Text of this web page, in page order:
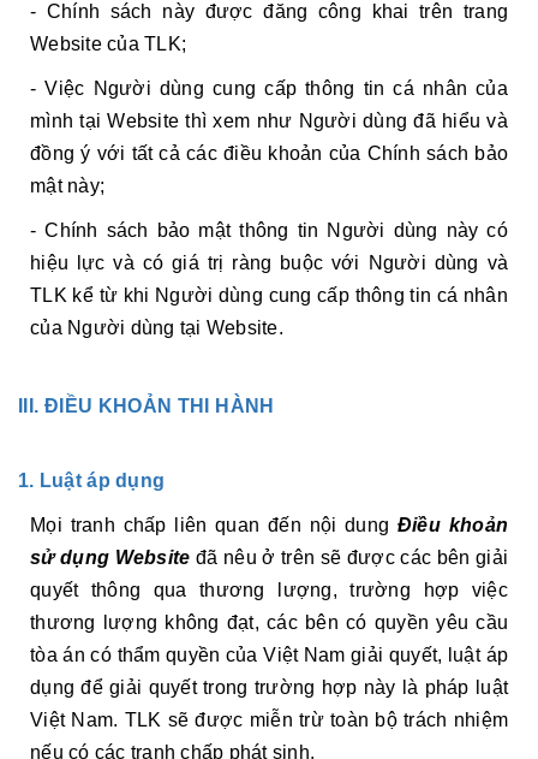
- Chính sách này được đăng công khai trên trang
Website của TLK;
- Việc Người dùng cung cấp thông tin cá nhân của
mình tại Website thì xem như Người dùng đã hiểu và
đồng ý với tất cả các điều khoản của Chính sách bảo
mật này;
- Chính sách bảo mật thông tin Người dùng này có
hiệu lực và có giá trị ràng buộc với Người dùng và
TLK kể từ khi Người dùng cung cấp thông tin cá nhân
của Người dùng tại Website.
III. ĐIỀU KHOẢN THI HÀNH
1. Luật áp dụng
Mọi tranh chấp liên quan đến nội dung Điều khoản
sử dụng Website đã nêu ở trên sẽ được các bên giải
quyết thông qua thương lượng, trường hợp việc
thương lượng không đạt, các bên có quyền yêu cầu
tòa án có thẩm quyền của Việt Nam giải quyết, luật áp
dụng để giải quyết trong trường hợp này là pháp luật
Việt Nam. TLK sẽ được miễn trừ toàn bộ trách nhiệm
nếu có các tranh chấp phát sinh.